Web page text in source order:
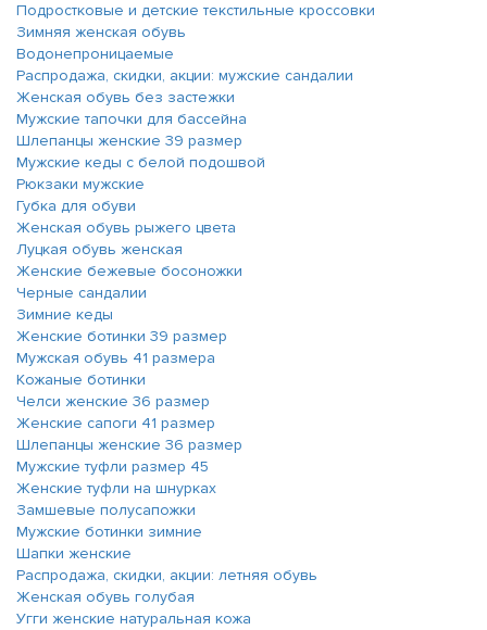
Подростковые и детские текстильные кроссовки
Зимняя женская обувь
Водонепроницаемые
Распродажа, скидки, акции: мужские сандалии
Женская обувь без застежки
Мужские тапочки для бассейна
Шлепанцы женские 39 размер
Мужские кеды с белой подошвой
Рюкзаки мужские
Губка для обуви
Женская обувь рыжего цвета
Луцкая обувь женская
Женские бежевые босоножки
Черные сандалии
Зимние кеды
Женские ботинки 39 размер
Мужская обувь 41 размера
Кожаные ботинки
Челси женские 36 размер
Женские сапоги 41 размер
Шлепанцы женские 36 размер
Мужские туфли размер 45
Женские туфли на шнурках
Замшевые полусапожки
Мужские ботинки зимние
Шапки женские
Распродажа, скидки, акции: летняя обувь
Женская обувь голубая
Угги женские натуральная кожа